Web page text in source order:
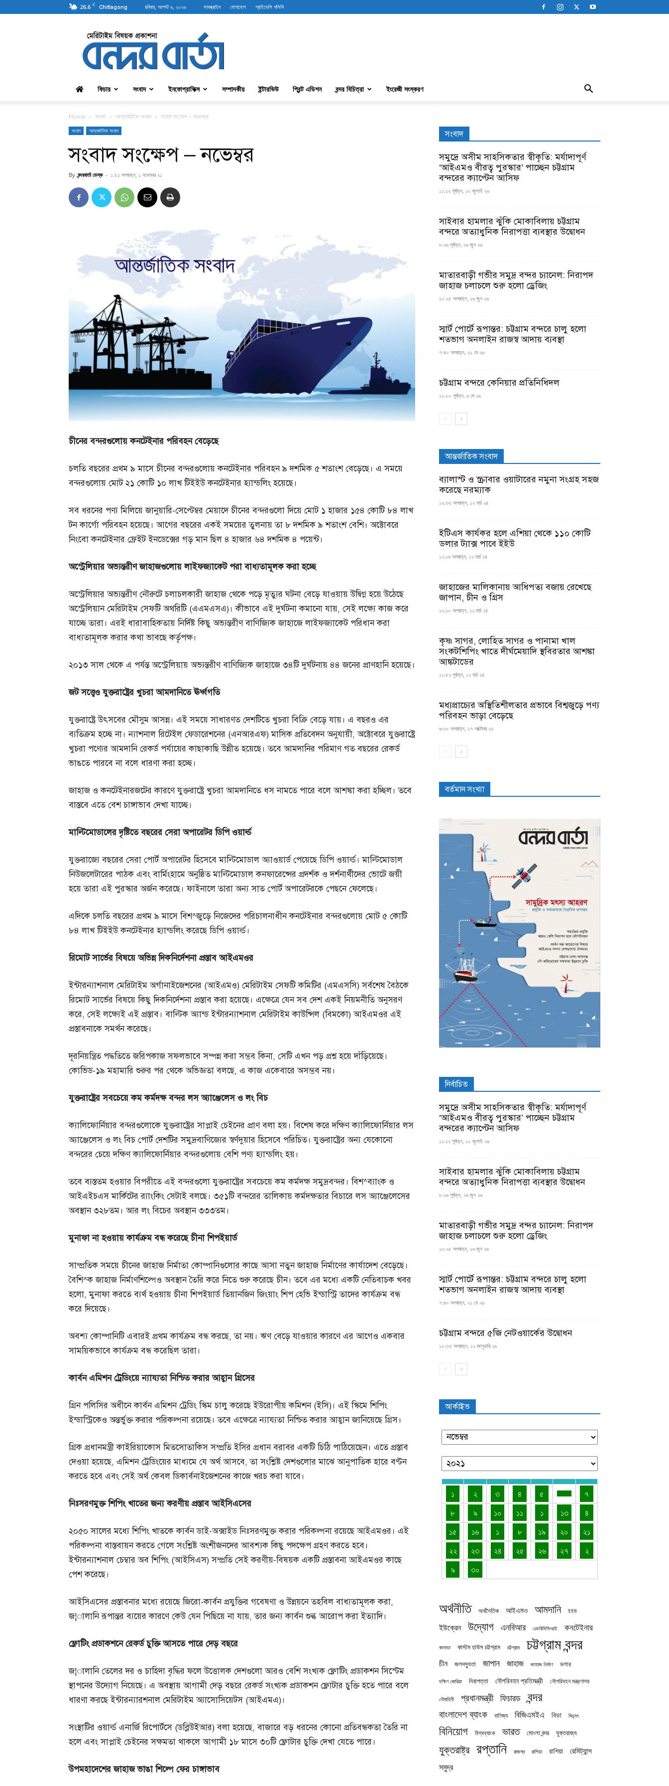
26.6 C Chittagong রবিবার, আগস্ট ৯, ২০২৬ সাবস্ক্রাইব যোগাযোগ প্রাইভেসি পলিসি
বন্দরবার্তা
ফিচার সংবাদ ইনফোগ্রাফিক্স সম্পাদকীয় ইন্টারভিউ প্রিন্ট এডিশন বন্দর বিচিত্রা ইংরেজী সংস্করণ
Home সংবাদ আন্তর্জাতিক সংবাদ সংবাদ সংক্ষেপ – নভেম্বর
সংবাদ আন্তর্জাতিক সংবাদ
সংবাদ সংক্ষেপ – নভেম্বর
By বন্দরবার্তা ডেস্ক - ১:৫১ অপরাহ্ন, ১ নভেম্বর ২১
চীনেরবন্দরগুলোয়কনটেইনার পরিবহনবেড়েছে
চলতি বছরের প্রথম ৯ মাসে চীনের বন্দরগুলোয় কনটেইনার পরিবহন ৯ দশমিক ৫ শতাংশ বেড়েছে। এ সময়ে
বন্দরগুলোয় মোট ২১ কোটি ১০ লাখ টিইইউ কনটেইনার হ্যান্ডলিং হয়েছে।
সব ধরনের পণ্য মিলিয়ে জানুয়ারি-সেপ্টেম্বর মেয়াদে চীনের বন্দরগুলো দিয়ে মোট ১ হাজার ১৫৪ কোটি ৮৪ লাখ
টন কার্গো পরিবহন হয়েছে। আগের বছরের একই সময়ের তুলনায় তা ৮ দশমিক ৯ শতাংশ বেশি। অক্টোবরে
নিংবো কনটেইনার ফ্রেইট ইনডেক্সের গড় মান ছিল ৪ হাজার ৬৪ দশমিক ৪ পয়েন্ট।
অস্ট্রেলিয়ারঅভ্যন্তরীণজাহাজগুলোয়লাইফজ্যাকেটপরাবাধ্যতামূলককরাহচ্ছে
অস্ট্রেলিয়ার অভ্যন্তরীণ নৌরুটে চলাচলকারী জাহাজ থেকে পড়ে মৃত্যুর ঘটনা বেড়ে যাওয়ায় উদ্বিগ্ন হয়ে উঠেছে
অস্ট্রেলিয়ান মেরিটাইম সেফটি অথরিটি (এএমএসএ)। কীভাবে এই দুর্ঘটনা কমানো যায়, সেই লক্ষ্যে কাজ করে
যাচ্ছে তারা। এরই ধারাবাহিকতায় নির্দিষ্ট কিছু অভ্যন্তরীণ বাণিজ্যিক জাহাজে লাইফজ্যাকেট পরিধান করা
বাধ্যতামূলক করার কথা ভাবছে কর্তৃপক্ষ।
২০১৩ সাল থেকে এ পর্যন্ত অস্ট্রেলিয়ায় অভ্যন্তরীণ বাণিজ্যিক জাহাজে ৩৪টি দুর্ঘটনায় ৪৪ জনের প্রাণহানি হয়েছে।
জটসত্ত্বেওযুক্তরাষ্ট্রেরখুচরাআমদানিতেঊর্ধ্বগতি
যুক্তরাষ্ট্রে উৎসবের মৌসুম আসন্ন। এই সময়ে সাধারণত দেশটিতে খুচরা বিক্রি বেড়ে যায়। এ বছরও এর
ব্যতিক্রম হচ্ছে না। ন্যাশনাল রিটেইল ফেডারেশনের (এনআরএফ) মাসিক প্রতিবেদন অনুযায়ী, অক্টোবরে যুক্তরাষ্ট্রে
খুচরা পণ্যের আমদানি রেকর্ড পর্যায়ের কাছাকাছি উন্নীত হয়েছে। তবে আমদানির পরিমাণ গত বছরের রেকর্ড
ভাঙতে পারবে না বলে ধারণা করা হচ্ছে।
জাহাজ ও কনটেইনারজটের কারণে যুক্তরাষ্ট্রে খুচরা আমদানিতে ধস নামতে পারে বলে আশঙ্কা করা হচ্ছিল। তবে
বাস্তবে এতে বেশ চাঙ্গাভাব দেখা যাচ্ছে।
মাল্টিমোডালেরদৃষ্টিতেবছরেরসেরাঅপারেটরডিপিওয়ার্ল্ড
যুক্তরাজ্যে বছরের সেরা পোর্ট অপারেটর হিসেবে মাল্টিমোডাল অ্যাওয়ার্ড পেয়েছে ডিপি ওয়ার্ল্ড। মাল্টিমোডাল
নিউজলেটারের পাঠক এবং বার্মিংহামে অনুষ্ঠিত মাল্টিমোডাল কনফারেন্সের প্রদর্শক ও দর্শনার্থীদের ভোটে জয়ী
হয়ে তারা এই পুরস্কার অর্জন করেছে। ফাইনালে তারা অন্য সাত পোর্ট অপারেটরকে পেছনে ফেলেছে।
এদিকে চলতি বছরের প্রথম ৯ মাসে বিশ^জুড়ে নিজেদের পরিচালনাধীন কনটেইনার বন্দরগুলোয় মোট ৫ কোটি
৮৪ লাখ টিইইউ কনটেইনার হ্যান্ডলিং করেছে ডিপি ওয়ার্ল্ড।
রিমোটসার্ভেরবিষয়েঅভিন্নদিকনির্দেশনাপ্রস্তাবআইএমওর
ইন্টারন্যাশনাল মেরিটাইম অর্গানাইজেশনের (আইএমও) মেরিটাইম সেফটি কমিটির (এমএসসি) সর্বশেষ বৈঠকে
রিমোট সার্ভের বিষয়ে কিছু দিকনির্দেশনা প্রস্তাব করা হয়েছে। এক্ষেত্রে যেন সব দেশ একই নিয়মনীতি অনুসরণ
করে, সেই লক্ষ্যেই এই প্রস্তাব। বাল্টিক অ্যান্ড ইন্টারন্যাশনাল মেরিটাইম কাউন্সিল (বিমকো) আইএমওর এই
প্রস্তাবনাকে সমর্থন করেছে।
দূরনিয়ন্ত্রিত পদ্ধতিতে জরিপকাজ সফলভাবে সম্পন্ন করা সম্ভব কিনা, সেটি এখন পড় প্রশ্ন হয়ে দাঁড়িয়েছে।
কোভিড-১৯ মহামারি শুরুর পর থেকে অভিজ্ঞতা বলছে, এ কাজ একেবারে অসম্ভব নয়।
যুক্তরাষ্ট্রেরসবচেয়েকমকর্মদক্ষবন্দরলসঅ্যাঞ্জেলেসওলংবিচ
ক্যালিফোর্নিয়ার বন্দরগুলোকে যুক্তরাষ্ট্রের সাপ্লাই চেইনের প্রাণ বলা হয়। বিশেষ করে দক্ষিণ ক্যালিফোর্নিয়ার লস
অ্যাঞ্জেলেস ও লং বিচ পোর্ট দেশটির সমুদ্রবাণিজ্যের স্বর্ণদুয়ার হিসেবে পরিচিত। যুক্তরাষ্ট্রের অন্য যেকোনো
বন্দরের চেয়ে দক্ষিণ ক্যালিফোর্নিয়ার বন্দরগুলোয় বেশি পণ্য হ্যান্ডলিং হয়।
তবে ব্যস্ততম হওয়ার বিপরীতে এই বন্দরগুলো যুক্তরাষ্ট্রের সবচেয়ে কম কর্মদক্ষ সমুদ্রবন্দর। বিশ^ব্যাংক ও
আইএইচএস মার্কিটের র‌্যাংকিং সেটাই বলছে। ৩৫১টি বন্দরের তালিকায় কর্মদক্ষতার বিচারে লস অ্যাঞ্জেলেসের
অবস্থান ৩২৮তম। আর লং বিচের অবস্থান ৩৩৩তম।
মুনাফানাহওয়ায়কার্যক্রমবন্ধকরেছেচীনাশিপইয়ার্ড
সাম্প্রতিক সময়ে চীনের জাহাজ নির্মাতা কোম্পানিগুলোর কাছে আসা নতুন জাহাজ নির্মাণের কার্যাদেশ বেড়েছে।
বৈশি^ক জাহাজ নির্মাণশিল্পেও অবস্থান তৈরি করে নিতে শুরু করেছে চীন। তবে এর মধ্যে একটি নেতিবাচক খবর
হলো, মুনাফা করতে ব্যর্থ হওয়ায় চীনা শিপইয়ার্ড তিয়ানজিন জিংয়াং শিপ হেভি ইন্ডাস্ট্রি তাদের কার্যক্রম বন্ধ
করে দিয়েছে।
অবশ্য কোম্পানিটি এবারই প্রথম কার্যক্রম বন্ধ করছে, তা নয়। ঋণ বেড়ে যাওয়ার কারণে এর আগেও একবার
সাময়িকভাবে কার্যক্রম বন্ধ করেছিল তারা।
কার্বনএমিশনট্রেডিংয়েন্যায্যতানিশ্চিতকরারআহ্বানগ্রিসের
গ্রিন পলিসির অধীনে কার্বন এমিশন ট্রেডিং স্কিম চালু করেছে ইউরোপীয় কমিশন (ইসি)। এই স্কিমে শিপিং
ইন্ডাস্ট্রিকেও অন্তর্ভুক্ত করার পরিকল্পনা রয়েছে। তবে এক্ষেত্রে ন্যায্যতা নিশ্চিত করার আহ্বান জানিয়েছে গ্রিস।
গ্রিক প্রধানমন্ত্রী কাইরিয়াকোস মিতসোতাকিস সম্প্রতি ইসির প্রধান বরাবর একটি চিঠি পাঠিয়েছেন। এতে প্রস্তাব
দেওয়া হয়েছে, এমিশন ট্রেডিংয়ের মাধ্যমে যে অর্থ আসবে, তা সংশ্লিষ্ট দেশগুলোর মাঝে আনুপাতিক হারে বণ্টন
করতে হবে এবং সেই অর্থ কেবল ডিকার্বনাইজেশনের কাজে খরচ করা যাবে।
নিঃসরণমুক্তশিপিংখাতেরজন্যকরণীয়প্রস্তাবআইসিএসের
২০৫০ সালের মধ্যে শিপিং খাতকে কার্বন ডাই-অক্সাইড নিঃসরণমুক্ত করার পরিকল্পনা রয়েছে আইএমওর। এই
পরিকল্পনা বাস্তবায়ন করতে গেলে সংশ্লিষ্ট অংশীজনদের আবশ্যক কিছু পদক্ষেপ গ্রহণ করতে হবে।
ইন্টারন্যাশনাল চেম্বার অব শিপিং (আইসিএস) সম্প্রতি সেই করণীয়-বিষয়ক একটি প্রস্তাবনা আইএমওর কাছে
পেশ করেছে।
আইসিএসের প্রস্তাবনার মধ্যে রয়েছে জিরো-কার্বন প্রযুক্তির গবেষণা ও উন্নয়নে তহবিল বাধ্যতামূলক করা,
জ¦ালানি রূপান্তর ব্যয়ের কারণে কেউ যেন পিছিয়ে না যায়, তার জন্য কার্বন শুল্ক আরোপ করা ইত্যাদি।
ফ্লোটিংপ্রডাকশনেরেকর্ডচুক্তিআসতেপারেদেড়বছরে
জ¦ালানি তেলের দর ও চাহিদা বৃদ্ধির ফলে উত্তোলক দেশগুলো আরও বেশি সংখ্যক ফ্লোটিং প্রডাকশন সিস্টেম
স্থাপনের উদ্যোগ নিয়েছে। এ অবস্থায় আগামী দেড় বছরে রেকর্ড সংখ্যক প্রডাকশন ফ্লোটার চুক্তি হতে পারে বলে
ধারণা করছে ইন্টারন্যারশনাল মেরিটাইম অ্যাসোসিয়েটস (আইএমএ)।
সংস্থাটির ওয়ার্ল্ড এনার্জি রিপোর্টসে (ডব্লিউইআর) বলা হয়েছে, বাজারে বড় ধরনের কোনো প্রতিবন্ধকতা তৈরি না
হলে এবং সাপ্লাই চেইনের সক্ষমতা থাকলে আগামী ১৮ মাসে ৩০টি ফ্লোটার চুক্তি দেখা যেতে পারে।
উপমহাদেশেরজাহাজভাঙাশিল্পেফেরচাঙ্গাভাব
সংবাদ
সমুদ্রে অসীম সাহসিকতার স্বীকৃতি: মর্যাদাপূর্ণ
‘আইএমও বীরত্ব পুরস্কার’ পাচ্ছেন চট্টগ্রাম
বন্দরের ক্যাপ্টেন আসিফ
১১:১২ পূর্বাহ্ন, ১০ জুলাই ২৬
সাইবার হামলার ঝুঁকি মোকাবিলায় চট্টগ্রাম
বন্দরে অত্যাধুনিক নিরাপত্তা ব্যবস্থার উদ্বোধন
৮:২৬ পূর্বাহ্ন, ২৯ জুন ২৬
মাতারবাড়ী গভীর সমুদ্র বন্দর চ্যানেল: নিরাপদ
জাহাজ চলাচলে শুরু হলো ড্রেজিং
১০:২৫ অপরাহ্ন, ১৬ জুন ২৬
স্মার্ট পোর্টে রূপান্তর: চট্টগ্রাম বন্দরে চালু হলো
শতভাগ অনলাইন রাজস্ব আদায় ব্যবস্থা
৭:৪০ অপরাহ্ন, ২১ মে ২৬
চট্টগ্রাম বন্দরে কেনিয়ার প্রতিনিধিদল
১১:০০ পূর্বাহ্ন, ৬ মে ২৬
আন্তর্জাতিক সংবাদ
ব্যালাস্ট ও স্ক্রাবার ওয়াটারের নমুনা সংগ্রহ সহজ
করেছে নরম্যাক
১২:৩৩ অপরাহ্ন, ১২ মার্চ ২৪
ইটিএস কার্যকর হলে এশিয়া থেকে ১১০ কোটি
ডলার ট্যাক্স পাবে ইইউ
১২:১৯ অপরাহ্ন, ১২ মার্চ ২৪
জাহাজের মালিকানায় আধিপত্য বজায় রেখেছে
জাপান, চীন ও গ্রিস
১২:১০ অপরাহ্ন, ১২ মার্চ ২৪
কৃষ্ণ সাগর, লোহিত সাগর ও পানামা খাল
সংকটশিপিং খাতে দীর্ঘমেয়াদি স্থবিরতার আশঙ্কা
আঙ্কটাডের
১১:৫২ পূর্বাহ্ন, ১২ মার্চ ২৪
মধ্যপ্রাচ্যের অস্থিতিশীলতার প্রভাবে বিশ্বজুড়ে পণ্য
পরিবহন ভাড়া বেড়েছে
৬:৩০ অপরাহ্ন, ১৭ অক্টোবর ২৩
বর্তমান সংখ্যা
নির্বাচিত
সমুদ্রে অসীম সাহসিকতার স্বীকৃতি: মর্যাদাপূর্ণ
‘আইএমও বীরত্ব পুরস্কার’ পাচ্ছেন চট্টগ্রাম
বন্দরের ক্যাপ্টেন আসিফ
১১:১২ পূর্বাহ্ন, ১০ জুলাই ২৬
সাইবার হামলার ঝুঁকি মোকাবিলায় চট্টগ্রাম
বন্দরে অত্যাধুনিক নিরাপত্তা ব্যবস্থার উদ্বোধন
৮:২৬ পূর্বাহ্ন, ২৯ জুন ২৬
মাতারবাড়ী গভীর সমুদ্র বন্দর চ্যানেল: নিরাপদ
জাহাজ চলাচলে শুরু হলো ড্রেজিং
১০:২৫ অপরাহ্ন, ১৬ জুন ২৬
স্মার্ট পোর্টে রূপান্তর: চট্টগ্রাম বন্দরে চালু হলো
শতভাগ অনলাইন রাজস্ব আদায় ব্যবস্থা
৭:৪০ অপরাহ্ন, ২১ মে ২৬
চট্টগ্রাম বন্দরে ৫জি নেটওয়ার্কের উদ্বোধন
১০:৩৩ অপরাহ্ন, ১২ জানুয়ারি ২৬
আর্কাইভ
১ ২ ৩ ৪ ৫
৭
৮
৯ ১০ ১১ ১ ১৩
৪
১৫
১৬ ১ ৮ ১৯ ২০
২১
২২
২৩ ২৪ ২৫ ২৬ ২৭
২
৯
৩০
অর্থনীতি অর্থনৈতিক আইএমও আমদানি ইইউ
ইউক্রেন উদ্যোগ এনবিআর এফবিসিসিআই কনটেইনার
কানাডা কাস্টম হাউস চট্টগ্রাম চট্টগ্রাম চট্টগ্রাম বন্দর
চীন জলদস্যুতা জাপান জাহাজ জাহাজ নির্মাণ ডলার
দক্ষিণ কোরিয়া নিরাপত্তা নৌপরিবহন প্রতিমন্ত্রী নৌপরিবহন মন্ত্রণালয়
নৌবাহিনী প্রধানমন্ত্রী ফিচারড বন্দর
বাংলাদেশ ব্যাংক বাণিজ্য বিজিএমইএ বিডা বিদ্যুৎ
বিনিয়োগ বিশ্বব্যাংক ভারত মোংলা বন্দর যুক্তরাজ্য
যুক্তরাষ্ট্র রপ্তানি রাজস্ব রাশিয়া রাশিয়া রেমিট্যান্স
সমুদ্র